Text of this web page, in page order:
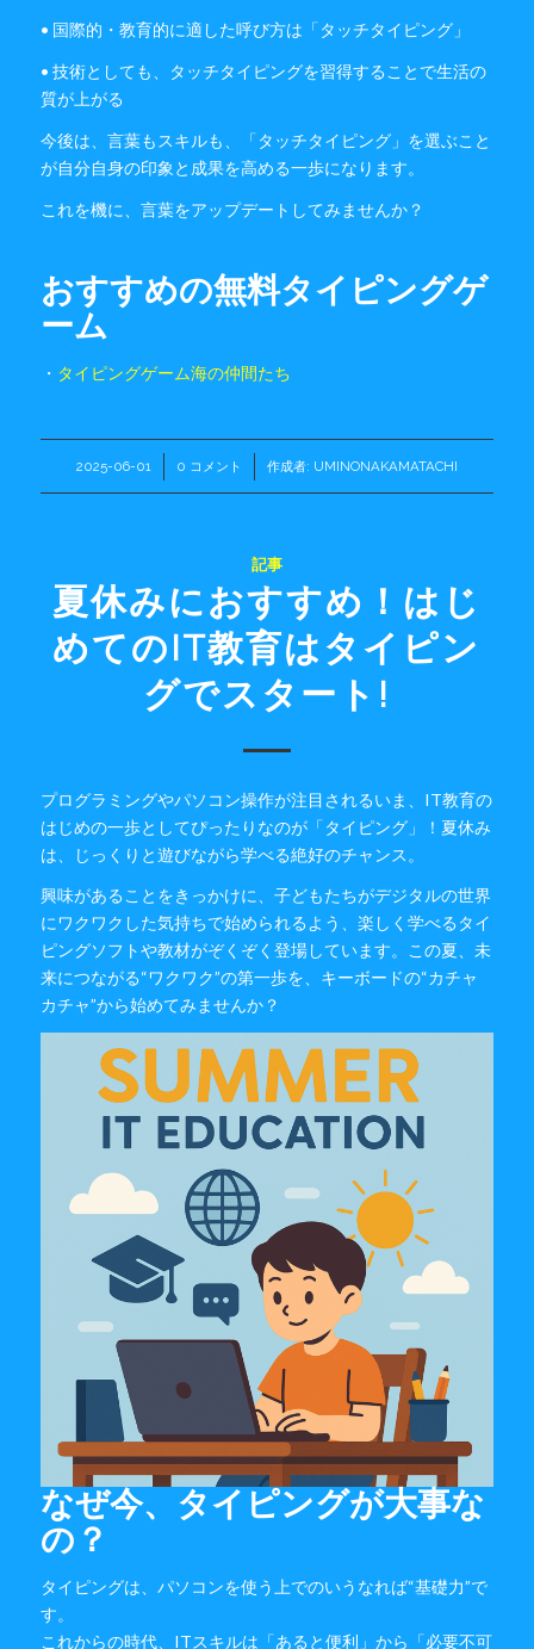
• 国際的・教育的に適した呼び方は「タッチタイピング」
• 技術としても、タッチタイピングを習得することで生活の
質が上がる
今後は、言葉もスキルも、「タッチタイピング」を選ぶこと
が自分自身の印象と成果を高める一歩になります。
これを機に、言葉をアップデートしてみませんか？
おすすめの無料タイピングゲ
ーム
・ タイピングゲーム海の仲間たち
2025-06-01
/ 0 コメント
/ 作成者: UMINONAKAMATACHI
記事
夏休みにおすすめ！はじ
めてのIT教育はタイピン
グでスタート!
プログラミングやパソコン操作が注目されるいま、IT教育の
はじめの一歩としてぴったりなのが「タイピング」！夏休み
は、じっくりと遊びながら学べる絶好のチャンス。
興味があることをきっかけに、子どもたちがデジタルの世界
にワクワクした気持ちで始められるよう、楽しく学べるタイ
ピングソフトや教材がぞくぞく登場しています。この夏、未
来につながる“ワクワク”の第一歩を、キーボードの“カチャ
カチャ”から始めてみませんか？
なぜ今、タイピングが大事な
の？
タイピングは、パソコンを使う上でのいうなれば“基礎力”で
す。
これからの時代、ITスキルは「あると便利」から「必要不可